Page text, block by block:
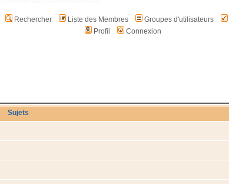
Rechercher Liste des Membres Groupes d'utilisateurs
Profil
Connexion
Sujets